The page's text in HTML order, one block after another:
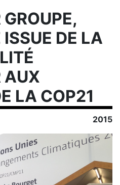
DE LA
AUX
LA COP21
2015